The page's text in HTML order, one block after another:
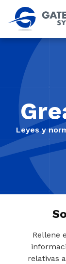
Leyes y
Rellene
relativas